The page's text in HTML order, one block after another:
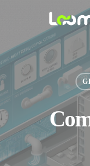
main
content